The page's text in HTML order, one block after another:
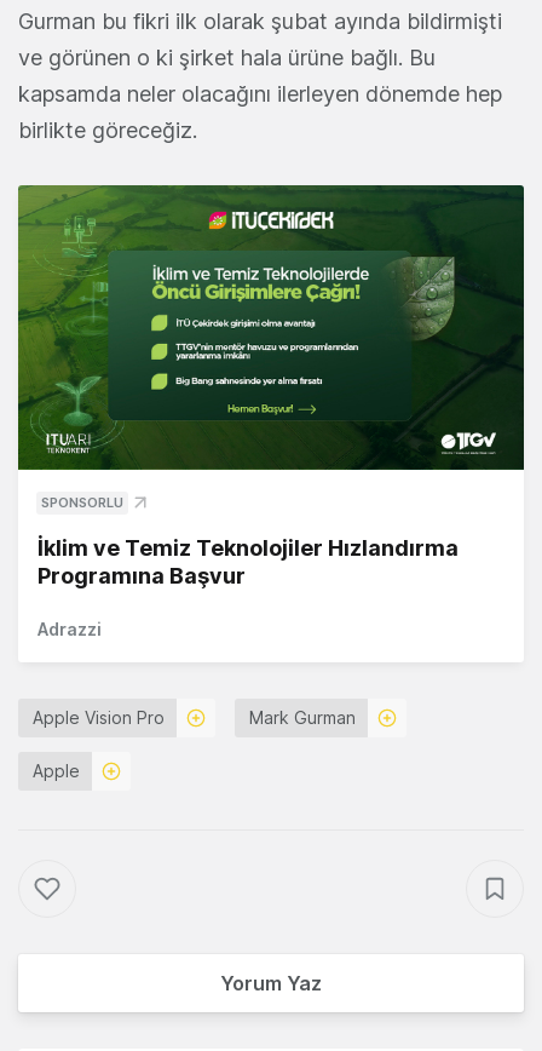
Gurman bu fikri ilk olarak şubat ayında bildirmişti
ve görünen o ki şirket hala ürüne bağlı. Bu
kapsamda neler olacağını ilerleyen dönemde hep
birlikte göreceğiz.
SPONSORLU
İklim ve Temiz Teknolojiler Hızlandırma
Programına Başvur
Adrazzi
Apple Vision Pro Mark Gurman
Apple
Yorum Yaz